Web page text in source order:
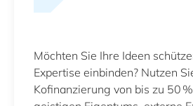
Möchten Sie Ihre Ideen
Expertise einbinden? Nutzen
Kofinanzierung von bis zu 50